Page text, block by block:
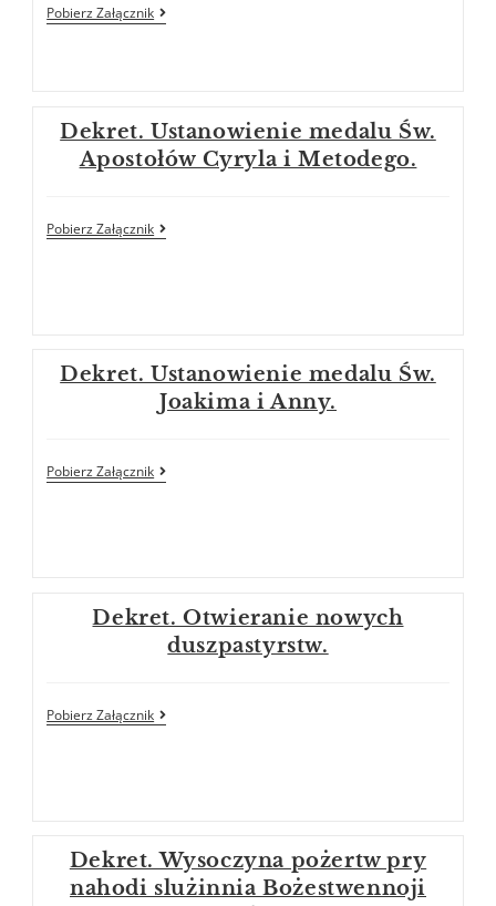
Pobierz Załącznik
Dekret. Ustanowienie medalu Św.
Apostołów Cyryla i Metodego.
Pobierz Załącznik
Dekret. Ustanowienie medalu Św.
Joakima i Anny.
Pobierz Załącznik
Dekret. Otwieranie nowych
duszpastyrstw.
Pobierz Załącznik
Dekret. Wysoczyna pożertw pry
nahodi slużinnia Bożestwennoji